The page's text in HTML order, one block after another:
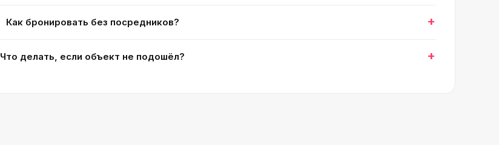
Как бронировать без посредников? +
Что делать, если объект не подошёл? +